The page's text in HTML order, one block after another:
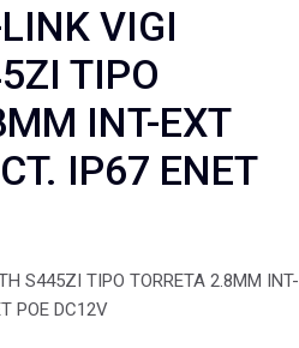
VIGI
TIPO
INT-EXT
IP67 ENET
S445ZI TIPO TORRETA 2.8MM INT-
POE DC12V